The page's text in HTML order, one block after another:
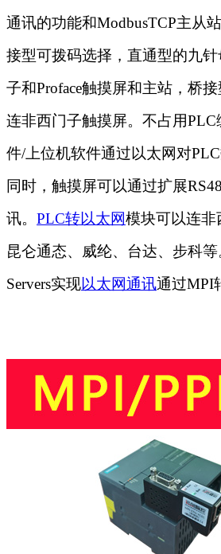
通讯的功能和ModbusTCP主从
接型可拨码选择，直通型的九
子和Proface触摸屏和主站，桥
连非西门子触摸屏。不占用
件/上位机软件通过以太网对
同时，触摸屏可以通过扩展
讯。 PLC转以太网模块可以连非
昆仑通态、威纶、台达、步科等
Servers实现以太网通讯通过MPI